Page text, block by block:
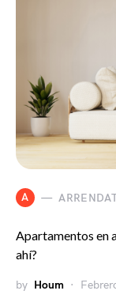
A
Apartamentos en
ahí?
by Houm